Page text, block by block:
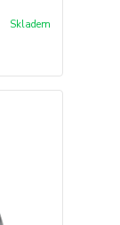
Skladem